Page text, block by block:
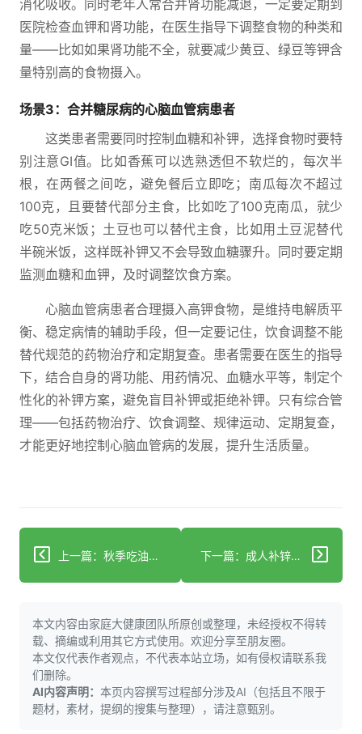
消化吸收。同时老年人常合并肾功能减退，一定要定期到
医院检查血钾和肾功能，在医生指导下调整食物的种类和
量——比如如果肾功能不全，就要减少黄豆、绿豆等钾含
量特别高的食物摄入。
场景3：合并糖尿病的心脑血管病患者
这类患者需要同时控制血糖和补钾，选择食物时要特
别注意GI值。比如香蕉可以选熟透但不软烂的，每次半
根，在两餐之间吃，避免餐后立即吃；南瓜每次不超过
100克，且要替代部分主食，比如吃了100克南瓜，就少
吃50克米饭；土豆也可以替代主食，比如用土豆泥替代
半碗米饭，这样既补钾又不会导致血糖骤升。同时要定期
监测血糖和血钾，及时调整饮食方案。
心脑血管病患者合理摄入高钾食物，是维持电解质平
衡、稳定病情的辅助手段，但一定要记住，饮食调整不能
替代规范的药物治疗和定期复查。患者需要在医生的指导
下，结合自身的肾功能、用药情况、血糖水平等，制定个
性化的补钾方案，避免盲目补钾或拒绝补钾。只有综合管
理——包括药物治疗、饮食调整、规律运动、定期复查，
才能更好地控制心脑血管病的发展，提升生活质量。
上一篇：秋季吃油炸油腻食物，为何易消化不良？ 下一篇：成人补锌指南：科学应对锌缺乏的实用方案
本文内容由家庭大健康团队所原创或整理，未经授权不得转
载、摘编或利用其它方式使用。欢迎分享至朋友圈。
本文仅代表作者观点，不代表本站立场，如有侵权请联系我
们删除。
AI内容声明： 本页内容撰写过程部分涉及AI（包括且不限于
题材，素材，提纲的搜集与整理），请注意甄别。